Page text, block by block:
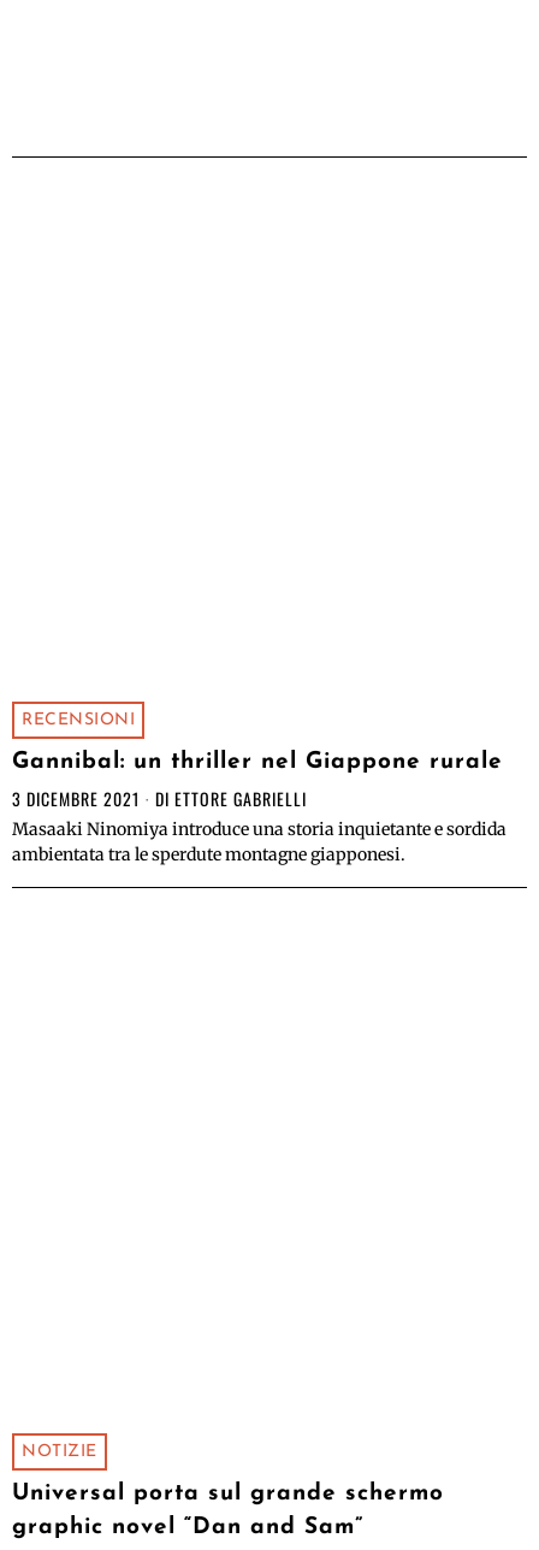
RECENSIONI
Gannibal: un thriller nel Giappone rurale
3 DICEMBRE 2021 DI ETTORE GABRIELLI
Masaaki Ninomiya introduce una storia inquietante e sordida
ambientata tra le sperdute montagne giapponesi.
NOTIZIE
Universal porta sul grande schermo
graphic novel “Dan and Sam”